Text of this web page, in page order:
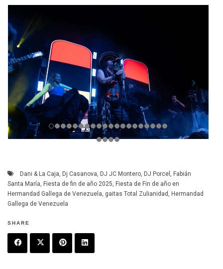
Dani & La Caja, Dj Casanova, DJ JC Montero, DJ Porcel , Fabián
Santa María, Fiesta de fin de año 2025, Fiesta de Fin de año en
Hermandad Gallega de Venezuela, gaitas Total Zulianidad, Hermandad
Gallega de Venezuela
SHARE